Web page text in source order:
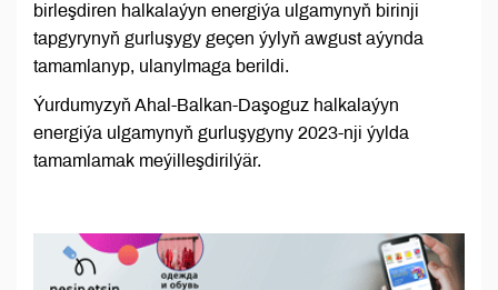
birleşdiren halkalaýyn energiýa ulgamynyň birinji
tapgyrynyň gurluşygy geçen ýylyň awgust aýynda
tamamlanyp, ulanylmaga berildi.
Ýurdumyzyň Ahal-Balkan-Daşoguz halkalaýyn
energiýa ulgamynyň gurluşygyny 2023-nji ýylda
tamamlamak meýilleşdirilýär.